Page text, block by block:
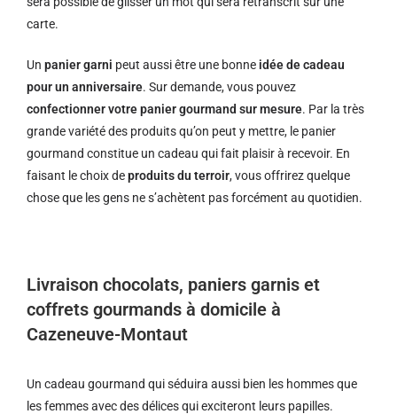
carte.
Un panier garni peut aussi être une bonne idée de cadeau
pour un anniversaire. Sur demande, vous pouvez
confectionner votre panier gourmand sur mesure. Par la très
grande variété des produits qu’on peut y mettre, le panier
gourmand constitue un cadeau qui fait plaisir à recevoir. En
faisant le choix deproduits du terroir, vous offrirez quelque
chose que les gens ne s’achètent pas forcément au quotidien.
Livraison chocolats, paniers garnis et
coffrets gourmands à domicile à
Cazeneuve-Montaut
Un cadeau gourmand qui séduira aussi bien les hommes que
les femmes avec des délices qui exciteront leurs papilles.